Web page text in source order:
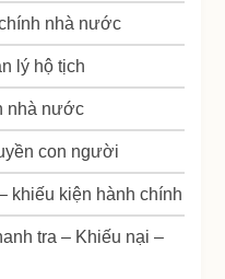
nhà nước
lý hộ tịch
nhà nước
con người
khiếu kiện hành chính
tra – Khiếu nại –